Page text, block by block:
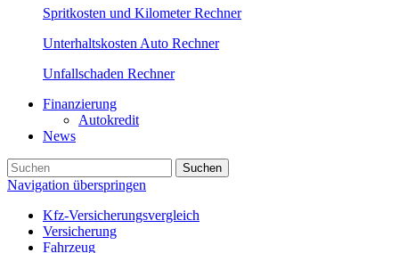
Spritkosten und Kilometer Rechner
Unterhaltskosten Auto Rechner
Unfallschaden Rechner
Finanzierung
Autokredit
News
Suchen
Navigation überspringen
Kfz-Versicherungsvergleich
Versicherung
Fahrzeug